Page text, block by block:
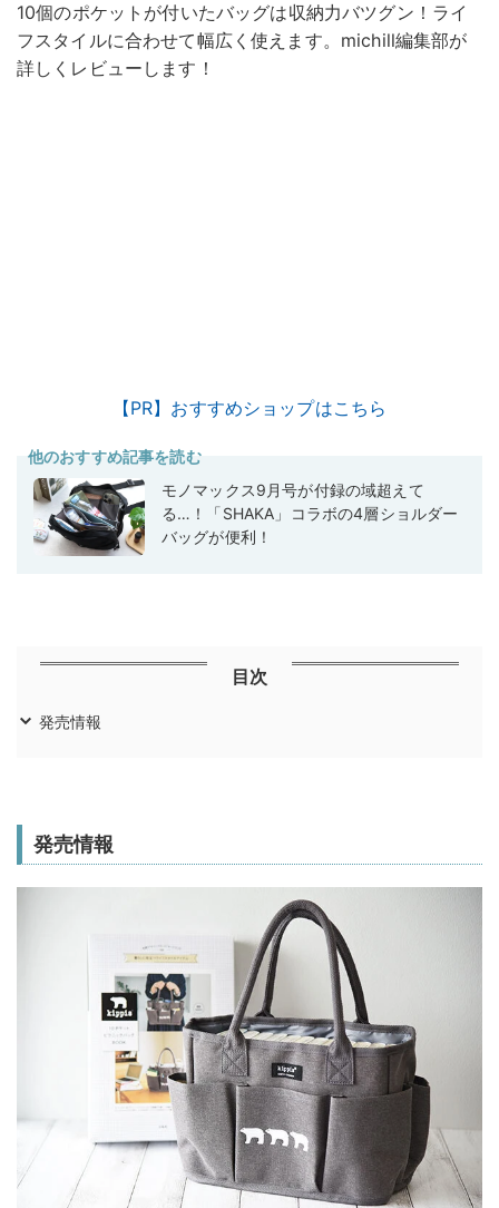
10個のポケットが付いたバッグは収納力バツグン！ライ
フスタイルに合わせて幅広く使えます。michill編集部が
詳しくレビューします！
【PR】おすすめショップはこちら
他のおすすめ記事を読む
モノマックス9月号が付録の域超えて
る…！「SHAKA」コラボの4層ショルダー
バッグが便利！
目次
発売情報
発売情報